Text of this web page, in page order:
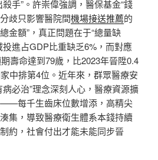
手”。許崇偉強調，醫保基金“錢
歧只影響醫院間機場接送推薦的
金額”，真正問題在于“總量缺
投進占GDP比重缺乏6%，而對應
壽命達到79歲，比2023年晉陞0.4
中排第4位。近年來，群眾醫療安
必治”理念深刻人心，醫療資源擴
每千生齒床位數增添，高精尖
集，導致醫療衛生體系本錢持續
約，社會付出才能未能同步晉